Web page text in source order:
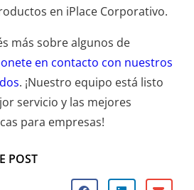
en iPlace Corporativo.
más sobre algunos de
en contacto con nuestros
. ¡Nuestro equipo está listo
servicio y las mejores
para empresas!
POST